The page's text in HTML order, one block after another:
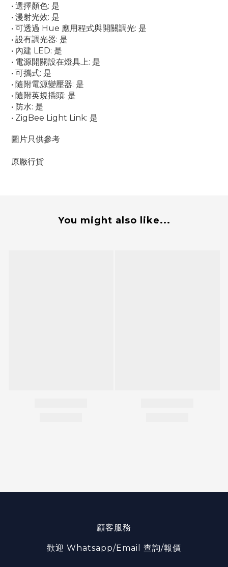
• 選擇顏色: 是
• 漫射光效: 是
• 可透過 Hue 應用程式與開關調光: 是
• 設有調光器: 是
• 內建 LED: 是
• 電源開關設在燈具上: 是
• 可攜式: 是
• 隨附電源變壓器: 是
• 隨附英規插頭: 是
• 防水: 是
• ZigBee Light Link: 是
圖片只供參考
原厰行貨
You might also like...
顧客服務
歡迎 Whatsapp/Email 查詢/報價